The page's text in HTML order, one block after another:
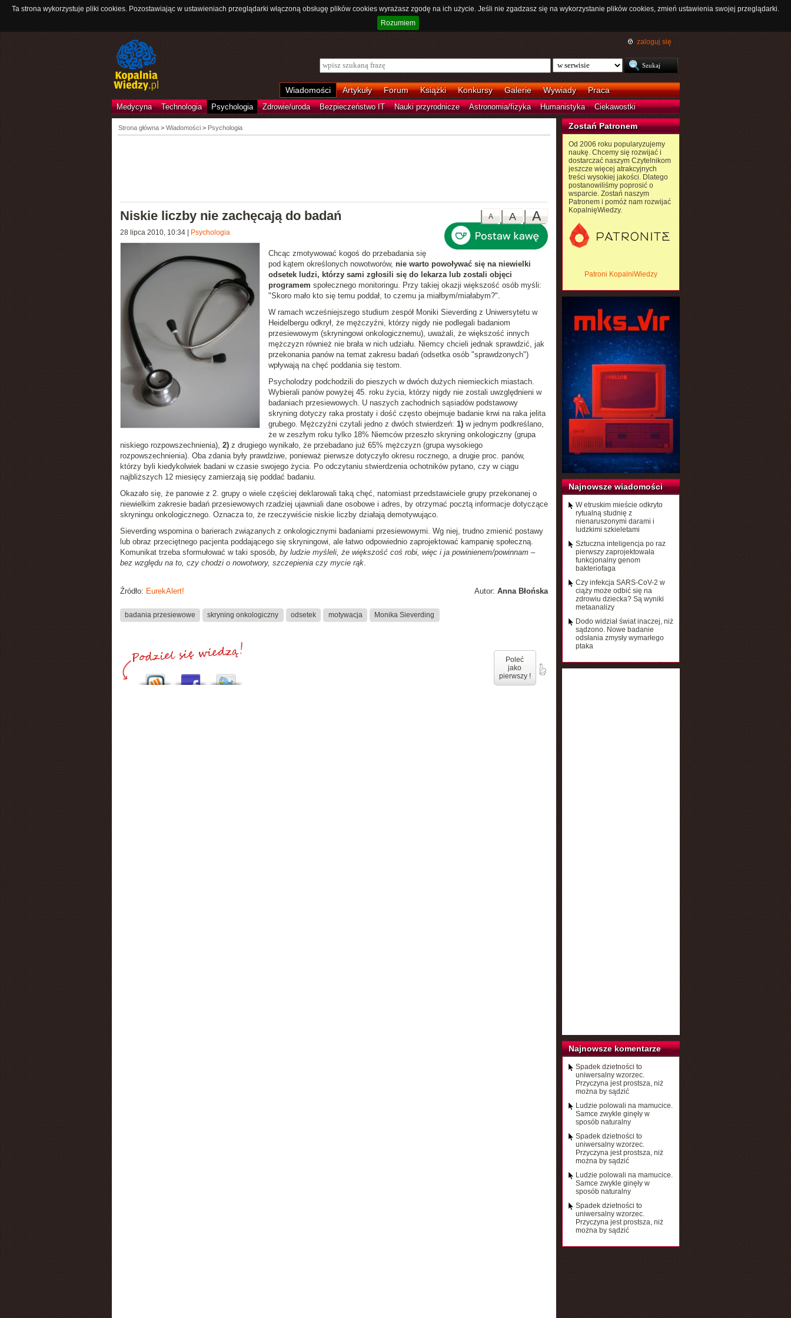
Ta strona wykorzystuje pliki cookies. Pozostawiając w ustawieniach przeglądarki włączoną obsługę plików cookies wyrażasz zgodę na ich użycie. Jeśli nie zgadzasz się na wykorzystanie plików cookies, zmień ustawienia swojej przeglądarki.
Rozumiem
zaloguj się
Wiadomości Artykuły Forum Książki Konkursy Galerie Wywiady Praca
Medycyna Technologia Psychologia Zdrowie/uroda Bezpieczeństwo IT Nauki przyrodnicze Astronomia/fizyka Humanistyka Ciekawostki
Strona główna> Wiadomości > Psychologia
A
A
A
Niskie liczby nie zachęcają do badań
28 lipca 2010, 10:34| Psychologia
Chcąc zmotywować kogoś do przebadania się
pod kątem określonych nowotworów, nie warto powoływać się na niewielki
odsetek ludzi, którzy sami zgłosili się do lekarza lub zostali objęci
programem społecznego monitoringu. Przy takiej okazji większość osób myśli:
"Skoro mało kto się temu poddał, to czemu ja miałbym/miałabym?".
W ramach wcześniejszego studium zespół Moniki Sieverding z Uniwersytetu w
Heidelbergu odkrył, że mężczyźni, którzy nigdy nie podlegali badaniom
przesiewowym (skryningowi onkologicznemu), uważali, że większość innych
mężczyzn również nie brała w nich udziału. Niemcy chcieli jednak sprawdzić, jak
przekonania panów na temat zakresu badań (odsetka osób "sprawdzonych")
wpływają na chęć poddania się testom.
Psycholodzy podchodzili do pieszych w dwóch dużych niemieckich miastach.
Wybierali panów powyżej 45. roku życia, którzy nigdy nie zostali uwzględnieni w
badaniach przesiewowych. U naszych zachodnich sąsiadów podstawowy
skryning dotyczy raka prostaty i dość często obejmuje badanie krwi na raka jelita
grubego. Mężczyźni czytali jedno z dwóch stwierdzeń: 1)w jednym podkreślano,
że w zeszłym roku tylko 18% Niemców przeszło skryning onkologiczny (grupa
niskiego rozpowszechnienia), 2)z drugiego wynikało, że przebadano już 65% mężczyzn (grupa wysokiego
rozpowszechnienia). Oba zdania były prawdziwe, ponieważ pierwsze dotyczyło okresu rocznego, a drugie proc. panów,
którzy byli kiedykolwiek badani w czasie swojego życia. Po odczytaniu stwierdzenia ochotników pytano, czy w ciągu
najbliższych 12 miesięcy zamierzają się poddać badaniu.
Okazało się, że panowie z 2. grupy o wiele częściej deklarowali taką chęć, natomiast przedstawiciele grupy przekonanej o
niewielkim zakresie badań przesiewowych rzadziej ujawniali dane osobowe i adres, by otrzymać pocztą informacje dotyczące
skryningu onkologicznego. Oznacza to, że rzeczywiście niskie liczby działają demotywująco.
Sieverding wspomina o barierach związanych z onkologicznymi badaniami przesiewowymi. Wg niej, trudno zmienić postawy
lub obraz przeciętnego pacjenta poddającego się skryningowi, ale łatwo odpowiednio zaprojektować kampanię społeczną.
Komunikat trzeba sformułować w taki sposób, by ludzie myśleli, że większość coś robi, więc i ja powinienem/powinnam –
bez względu na to, czy chodzi o nowotwory, szczepienia czy mycie rąk.
Autor: Anna Błońska
Źródło: EurekAlert!
badania przesiewowe skryning onkologiczny odsetek motywacja Monika Sieverding
Poleć
jako
pierwszy !
Zostań Patronem
Od 2006 roku popularyzujemy
naukę. Chcemy się rozwijać i
dostarczać naszym Czytelnikom
jeszcze więcej atrakcyjnych
treści wysokiej jakości. Dlatego
postanowiliśmy poprosić o
wsparcie. Zostań naszym
Patronem i pomóż nam rozwijać
KopalnięWiedzy.
Patroni KopalniWiedzy
Najnowsze wiadomości
W etruskim mieście odkryto
rytualną studnię z
nienaruszonymi darami i
ludzkimi szkieletami
Sztuczna inteligencja po raz
pierwszy zaprojektowała
funkcjonalny genom
bakteriofaga
Czy infekcja SARS-CoV-2 w
ciąży może odbić się na
zdrowiu dziecka? Są wyniki
metaanalizy
Dodo widział świat inaczej, niż
sądzono. Nowe badanie
odsłania zmysły wymarłego
ptaka
Najnowsze komentarze
Spadek dzietności to
uniwersalny wzorzec.
Przyczyna jest prostsza, niż
można by sądzić
Ludzie polowali na mamucice.
Samce zwykle ginęły w
sposób naturalny
Spadek dzietności to
uniwersalny wzorzec.
Przyczyna jest prostsza, niż
można by sądzić
Ludzie polowali na mamucice.
Samce zwykle ginęły w
sposób naturalny
Spadek dzietności to
uniwersalny wzorzec.
Przyczyna jest prostsza, niż
można by sądzić